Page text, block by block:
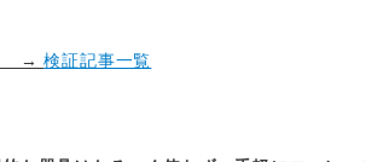
ら →検証記事一覧